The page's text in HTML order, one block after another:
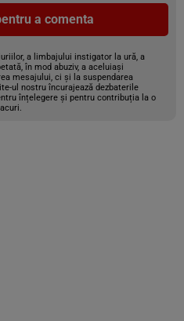
a comenta
a limbajului instigator la ură, a
în mod abuziv, a aceluiași
mesajului, ci și la suspendarea
ul nostru încurajează dezbaterile
înțelegere și pentru contribuția la o